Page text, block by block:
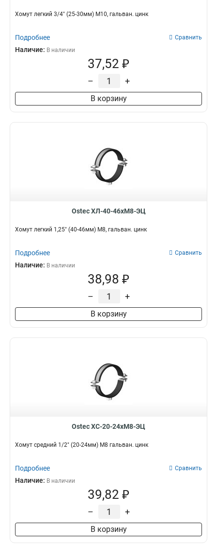
Хомут легкий 3/4" (25-30мм) М10, гальван. цинк
Подробнее Сравнить
Наличие: В наличии
37,52 ₽
– +
В корзину
Ostec ХЛ-40-46хМ8-ЭЦ
Хомут легкий 1,25" (40-46мм) М8, гальван. цинк
Подробнее Сравнить
Наличие: В наличии
38,98 ₽
– +
В корзину
Ostec ХС-20-24хМ8-ЭЦ
Хомут средний 1/2" (20-24мм) М8 гальван. цинк
Подробнее Сравнить
Наличие: В наличии
39,82 ₽
– +
В корзину